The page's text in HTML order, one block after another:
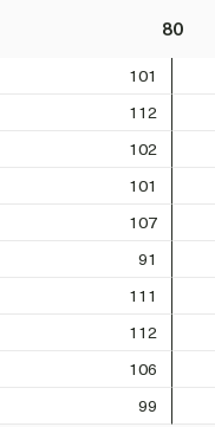
80
101
112
102
101
107
91
111
112
106
99